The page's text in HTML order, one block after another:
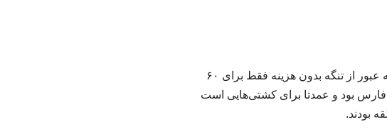
‏رییس مجلس در گفت وگوی تلویزیونی با مردم گفت:‏ در متن تفاهم آمده است که عبور از تنگه بدون هزینه فقط برای ۶۰
بود و عمدتا برای کشتی‌هایی است
بودند.